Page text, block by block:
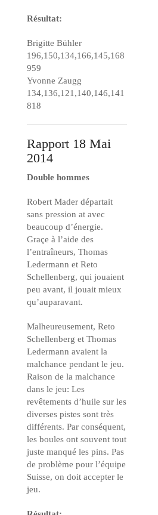
Résultat:
Brigitte Bühler
196,150,134,166,145,168
959
Yvonne Zaugg
134,136,121,140,146,141
818
Rapport 18 Mai
2014
Double hommes
Robert Mader départait
sans pression at avec
beaucoup d’énergie.
Graçe à l’aide des
l’entraîneurs, Thomas
Ledermann et Reto
Schellenberg, qui jouaient
peu avant, il jouait mieux
qu’auparavant.
Malheureusement, Reto
Schellenberg et Thomas
Ledermann avaient la
malchance pendant le jeu.
Raison de la malchance
dans le jeu: Les
revêtements d’huile sur les
diverses pistes sont très
différents. Par conséquent,
les boules ont souvent tout
juste manqué les pins. Pas
de problème pour l’équipe
Suisse, on doit accepter le
jeu.